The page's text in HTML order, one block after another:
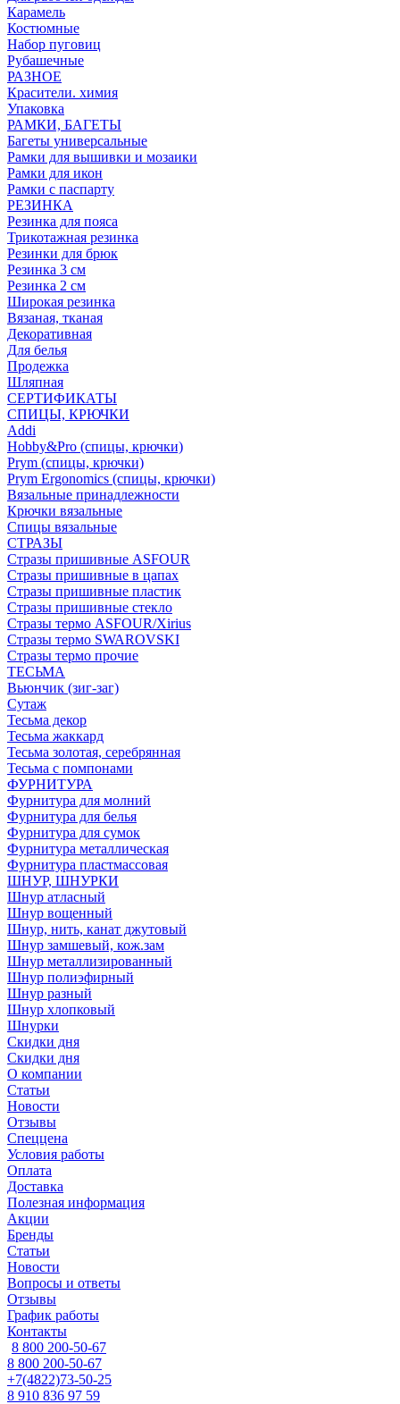
Карамель
Костюмные
Набор пуговиц
Рубашечные
РАЗНОЕ
Красители. химия
Упаковка
РАМКИ, БАГЕТЫ
Багеты универсальные
Рамки для вышивки и мозаики
Рамки для икон
Рамки с паспарту
РЕЗИНКА
Резинка для пояса
Трикотажная резинка
Резинки для брюк
Резинка 3 см
Резинка 2 см
Широкая резинка
Вязаная, тканая
Декоративная
Для белья
Продежка
Шляпная
СЕРТИФИКАТЫ
СПИЦЫ, КРЮЧКИ
Addi
Hobby&Pro (спицы, крючки)
Prym (спицы, крючки)
Prym Ergonomics (спицы, крючки)
Вязальные принадлежности
Крючки вязальные
Спицы вязальные
СТРАЗЫ
Стразы пришивные ASFOUR
Стразы пришивные в цапах
Стразы пришивные пластик
Стразы пришивные стекло
Стразы термо ASFOUR/Xirius
Стразы термо SWAROVSKI
Стразы термо прочие
ТЕСЬМА
Вьюнчик (зиг-заг)
Сутаж
Тесьма декор
Тесьма жаккард
Тесьма золотая, серебрянная
Тесьма с помпонами
ФУРНИТУРА
Фурнитура для молний
Фурнитура для белья
Фурнитура для сумок
Фурнитура металлическая
Фурнитура пластмассовая
ШНУР, ШНУРКИ
Шнур атласный
Шнур вощенный
Шнур, нить, канат джутовый
Шнур замшевый, кож.зам
Шнур металлизированный
Шнур полиэфирный
Шнур разный
Шнур хлопковый
Шнурки
Скидки дня
Скидки дня
О компании
Статьи
Новости
Отзывы
Спеццена
Условия работы
Оплата
Доставка
Полезная информация
Акции
Бренды
Статьи
Новости
Вопросы и ответы
Отзывы
График работы
Контакты
8 800 200-50-67
8 800 200-50-67
+7(4822)73-50-25
8 910 836 97 59